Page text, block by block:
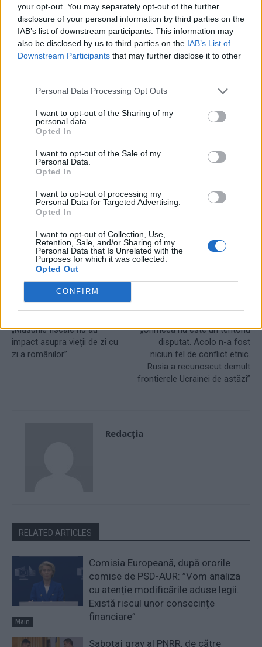
your opt-out. You may separately opt-out of the further
disclosure of your personal information by third parties on the
IAB’s list of downstream participants. This information may
also be disclosed by us to third parties on the IAB’s List of
Downstream Participants that may further disclose it to other
Personal Data Processing Opt Outs
I want to opt-out of the Sharing of my
personal data.
Opted In
I want to opt-out of the Sale of my
Personal Data.
Opted In
I want to opt-out of processing my
Personal Data for Targeted Advertising.
Opted In
I want to opt-out of Collection, Use,
Retention, Sale, and/or Sharing of my
Personal Data that Is Unrelated with the
Purposes for which it was collected.
Opted Out
CONFIRM
*Aleph News, televiziunea lui Adrian Sârbu, e
îngropată în datorii: 32 de milioane de euro, din
care 1,4 milioane către salariați și 7,5 milioane
către stat
- Advertisement -
Articolul precedent
Ministrul Boloș (PNL), pe
„Măsurile fiscale nu au
impact asupra vieţii de zi cu
zi a românilor”
„Crimeea nu este un teritoriu
disputat. Acolo n-a fost
niciun fel de conflict etnic.
Rusia a recunoscut demult
frontierele Ucrainei de astăzi”
Redacţia
RELATED ARTICLES
Main
Comisia Europeană, după ororile
comise de PSD-AUR: ”Vom analiza
cu atenție modificările aduse legii.
Există riscul unor consecințe
financiare”
Sabotaj grav al PNRR, de către